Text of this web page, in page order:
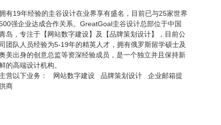
有19年经验的圭谷设计在业界享有盛名，目前已与25家世界
强企业达成合作关系。GreatGoal圭谷设计总部位于中国
岛，专注于【网站数字建设】及【品牌策划设计】，目前公
团队人员经验为5-19年的精英人才，拥有俄罗斯留学硕士及
美出身的创意总监等资深经验成员，是一个独立并且保持新
的高端设计机构。
营以下业务： 网站数字建设 品牌策划设计
企业邮箱提
商